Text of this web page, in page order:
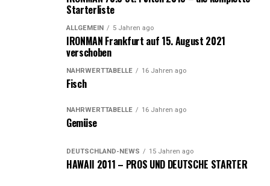
Starterliste
ALLGEMEIN 5 Jahren ago
IRONMAN Frankfurt auf 15. August 2021
verschoben
NÄHRWERTTABELLE 16 Jahren ago
Fisch
NÄHRWERTTABELLE 16 Jahren ago
Gemüse
DEUTSCHLAND-NEWS 15 Jahren ago
HAWAII 2011 – PROS UND DEUTSCHE STARTER